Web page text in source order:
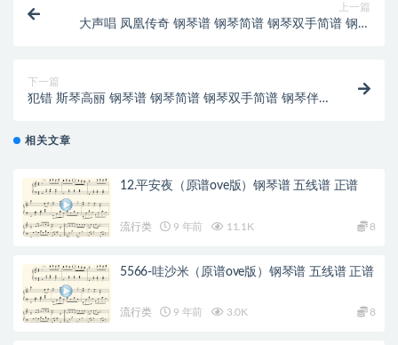
上一篇
大声唱 凤凰传奇 钢琴谱 钢琴简谱 钢琴双手简谱 钢琴
下一篇
犯错 斯琴高丽 钢琴谱 钢琴简谱 钢琴双手简谱 钢琴伴
相关文章
12.平安夜（原谱ove版）钢琴谱 五线谱 正谱
流行类 9 年前 11.1K 8
5566-哇沙米（原谱ove版）钢琴谱 五线谱 正谱
流行类 9 年前 3.0K 8